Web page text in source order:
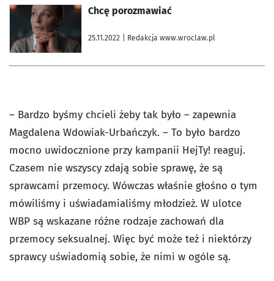
Chcę porozmawiać
25.11.2022 | Redakcja www.wroclaw.pl
otworzy się w nowej karcie
– Bardzo byśmy chcieli żeby tak było – zapewnia
Magdalena Wdowiak-Urbańczyk. – To było bardzo
mocno uwidocznione przy kampanii HejTy! reaguj.
Czasem nie wszyscy zdają sobie sprawę, że są
sprawcami przemocy. Wówczas właśnie głośno o tym
mówiliśmy i uświadamialiśmy młodzież. W ulotce
WBP są wskazane różne rodzaje zachowań dla
przemocy seksualnej. Więc być może też i niektórzy
sprawcy uświadomią sobie, że nimi w ogóle są.